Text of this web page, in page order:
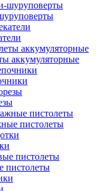
аккумуляторные
пистолеты
пистолеты